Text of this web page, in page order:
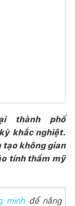
thành phố
khắc nghiệt.
tạo không gian
tính thẩm mỹ
minhđể nâng